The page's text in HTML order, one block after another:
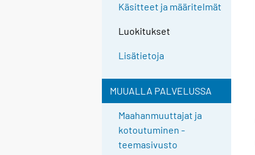
Käsitteet ja määritelmät
Luokitukset
Lisätietoja
MUUALLA PALVELUSSA
Maahanmuuttajat ja
kotoutuminen -
teemasivusto